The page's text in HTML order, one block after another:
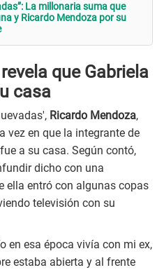
La millonaria suma que
y Ricardo Mendoza por su
que Gabriela
casa
Ricardo Mendoza,
vez en que la integrante de
a su casa. Según contó,
dicho con una
ella entró con algunas copas
televisión con su
en esa época vivía con mi ex,
estaba abierta y al frente